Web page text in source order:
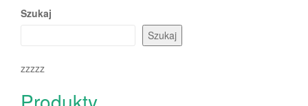
Szukaj
Szukaj
zzzzz